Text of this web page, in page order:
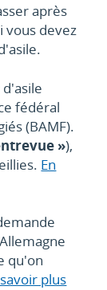
après
vous devez
fédéral
(BAMF).
»),
En
qu'on
plus